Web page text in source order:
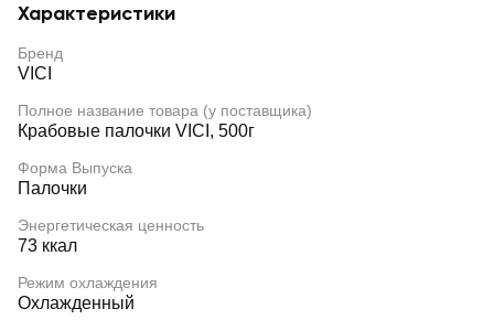
Характеристики
Бренд
VICI
Полное название товара (у поставщика)
Крабовые палочки VICI, 500г
Форма Выпуска
Палочки
Энергетическая ценность
73 ккал
Режим охлаждения
Охлажденный